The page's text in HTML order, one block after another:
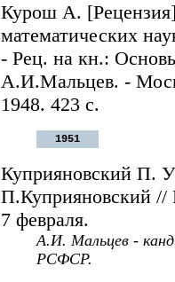
Курош А.
математических
- Рец. на кн.:
А.И.Мальцев. -
1948. 423 с.
1951
Куприяновский П.
П.Куприяновский //
7 февраля.
А.И. Мальцев -
РСФСР.